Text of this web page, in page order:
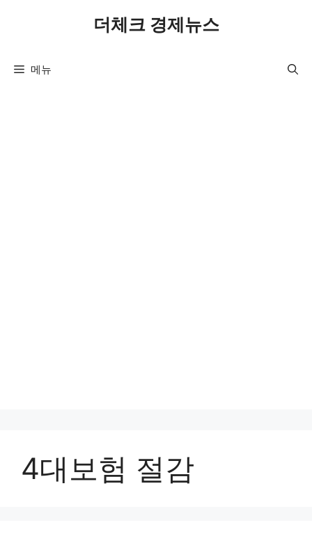
더체크 경제뉴스
메뉴
4대보험 절감